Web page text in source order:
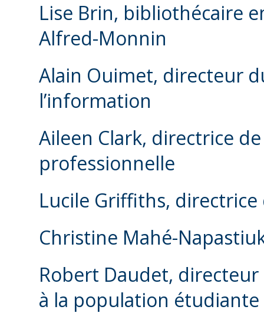
Lise Brin, bibliothécaire
Alfred-Monnin
Alain Ouimet, directeur
l’information
Aileen Clark, directrice
professionnelle
Lucile Griffiths, directrice
Christine Mahé-
Robert Daudet,
à la population étudiante